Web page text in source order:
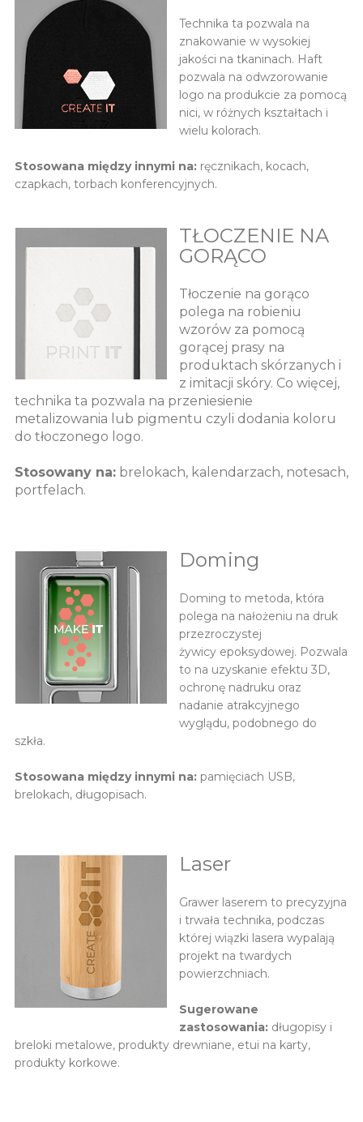
Technika ta pozwala na
znakowanie w wysokiej
jakości na tkaninach. Haft
pozwala na odwzorowanie
logo na produkcie za pomocą
nici, w różnych kształtach i
wielu kolorach.
Stosowana między innymi na:ręcznikach, kocach,
czapkach, torbach konferencyjnych.
TŁOCZENIE NA
GORĄCO
Tłoczenie na gorąco
polega na robieniu
wzorów za pomocą
gorącej prasy na
produktach skórzanych i
z imitacji skóry. Co więcej,
technika ta pozwala na przeniesienie
metalizowania lub pigmentu czyli dodania koloru
do tłoczonego logo.
Stosowany na:brelokach, kalendarzach, notesach,
portfelach.
Doming
Doming to metoda, która
polega na nałożeniu na druk
przezroczystej
żywicy epoksydowej. Pozwala
to na uzyskanie efektu 3D,
ochronę nadruku oraz
nadanie atrakcyjnego
wyglądu, podobnego do
szkła.
Stosowana między innymi na:pamięciach USB,
brelokach, długopisach.
Laser
Grawer laserem to precyzyjna
i trwała technika, podczas
której wiązki lasera wypalają
projekt na twardych
powierzchniach.
Sugerowane
zastosowania:długopisy i
breloki metalowe, produkty drewniane, etui na karty,
produkty korkowe.